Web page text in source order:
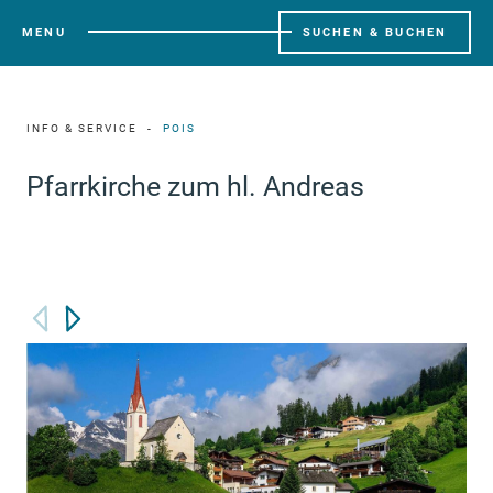
MENU SUCHEN & BUCHEN
INFO & SERVICE POIS
Pfarrkirche zum hl. Andreas